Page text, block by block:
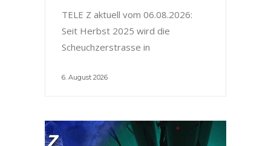
TELE Z aktuell vom 06.08.2026:
Seit Herbst 2025 wird die
Scheuchzerstrasse in
6. August 2026